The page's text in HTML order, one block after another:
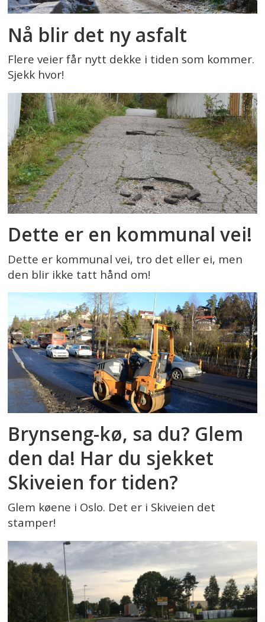
Nå blir det ny asfalt
Flere veier får nytt dekke i tiden som kommer.
Sjekk hvor!
Dette er en kommunal vei!
Dette er kommunal vei, tro det eller ei, men
den blir ikke tatt hånd om!
Brynseng-kø, sa du? Glem
den da! Har du sjekket
Skiveien for tiden?
Glem køene i Oslo. Det er i Skiveien det
stamper!